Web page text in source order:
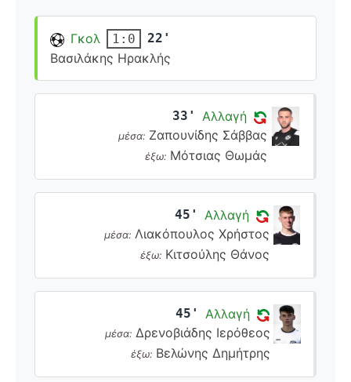
Γκολ 1:0 22'
Βασιλάκης Ηρακλής
33' Αλλαγή
μέσα: Ζαπουνίδης Σάββας
έξω: Μότσιας Θωμάς
45' Αλλαγή
μέσα: Λιακόπουλος Χρήστος
έξω: Κιτσούλης Θάνος
45' Αλλαγή
μέσα: Δρενοβιάδης Ιερόθεος
έξω: Βελώνης Δημήτρης